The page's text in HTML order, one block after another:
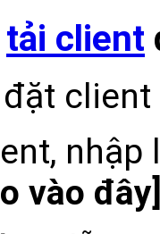
tải client
đặt client
vào đây]